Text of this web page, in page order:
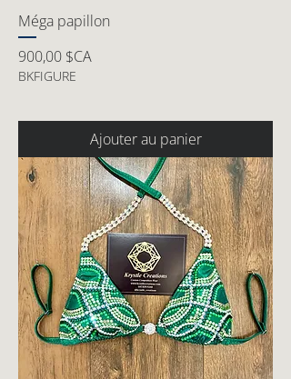
Méga papillon
Prix
900,00 $CA
BKFIGURE
Ajouter au panier